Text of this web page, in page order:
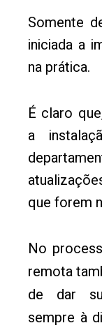
Somente
iniciada a
na prática.
É claro
a
que forem
No
remota
de dar
sempre à